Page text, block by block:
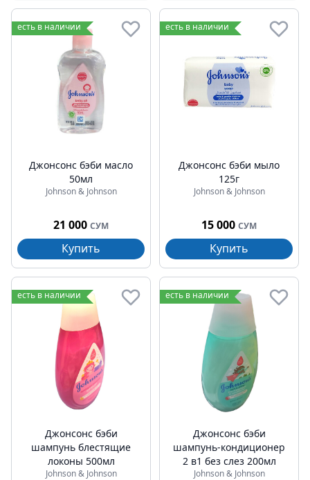
есть в наличии
Джонсонс бэби масло
50мл
Johnson & Johnson
21 000 СУМ
Купить
есть в наличии
Джонсонс бэби мыло
125г
Johnson & Johnson
15 000 СУМ
Купить
есть в наличии
Джонсонс бэби
шампунь блестящие
локоны 500мл
Johnson & Johnson
есть в наличии
Джонсонс бэби
шампунь-кондиционер
2 в1 без слез 200мл
Johnson & Johnson